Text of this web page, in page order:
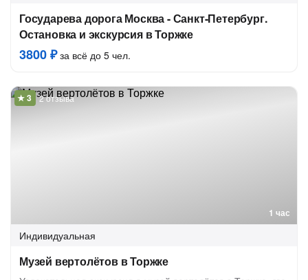
Государева дорога Москва - Санкт-Петербург.
Остановка и экскурсия в Торжке
3800 ₽за всё до 5 чел.
1 час
2 отзыва
Индивидуальная
Музей вертолётов в Торжке